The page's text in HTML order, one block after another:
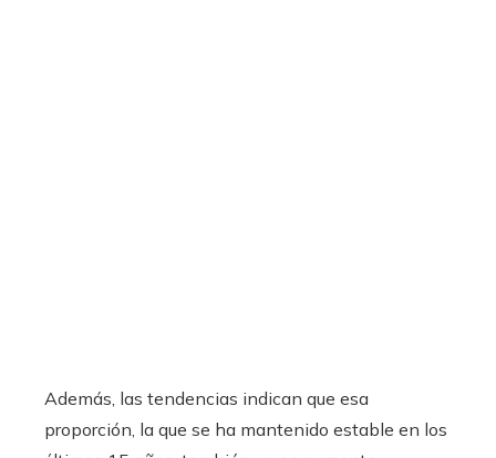
Además, las tendencias indican que esa
proporción, la que se ha mantenido estable en los